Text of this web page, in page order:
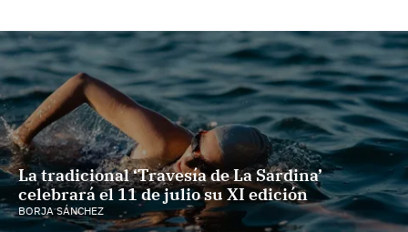
La tradicional ‘Travesía de La Sardina’
celebrará el 11 de julio su XI edición
BORJA SÁNCHEZ